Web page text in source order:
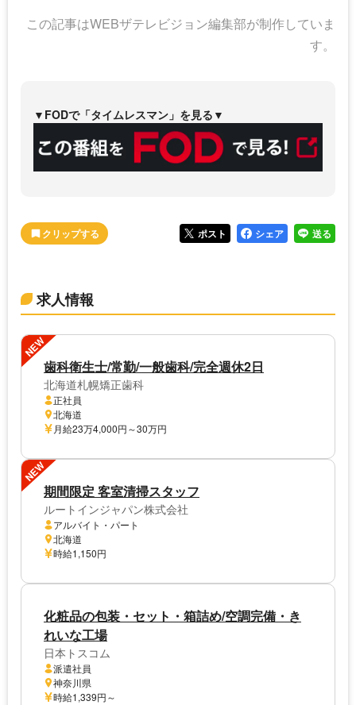
この記事はWEBザテレビジョン編集部が制作していま
す。
▼FODで「タイムレスマン」を見る▼
ポスト シェア 送る
求人情報
NEW
歯科衛生士/常勤/一般歯科/完全週休2日
北海道札幌矯正歯科
正社員
北海道
月給23万4,000円～30万円
NEW
期間限定 客室清掃スタッフ
ルートインジャパン株式会社
アルバイト・パート
北海道
時給1,150円
化粧品の包装・セット・箱詰め/空調完備・き
れいな工場
日本トスコム
派遣社員
神奈川県
時給1,339円～